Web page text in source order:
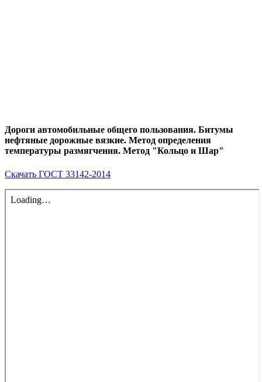
Дороги автомобильные общего пользования. Битумы
нефтяные дорожные вязкие. Метод определения
температуры размягчения. Метод "Кольцо и Шар"
Скачать ГОСТ 33142-2014